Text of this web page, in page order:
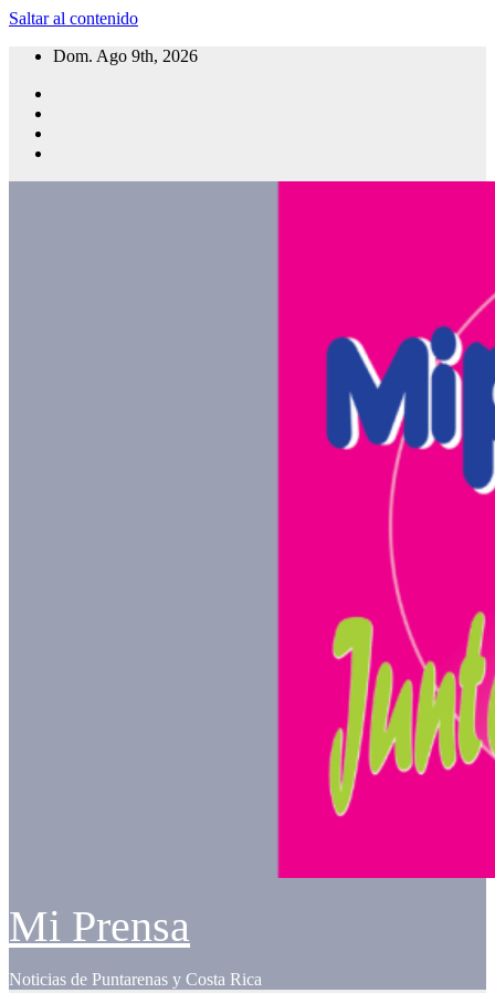
Saltar al contenido
Dom. Ago 9th, 2026
Mi Prensa
Noticias de Puntarenas y Costa Rica